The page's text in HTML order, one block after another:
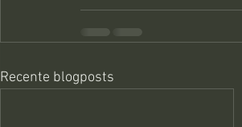
Recente blogposts